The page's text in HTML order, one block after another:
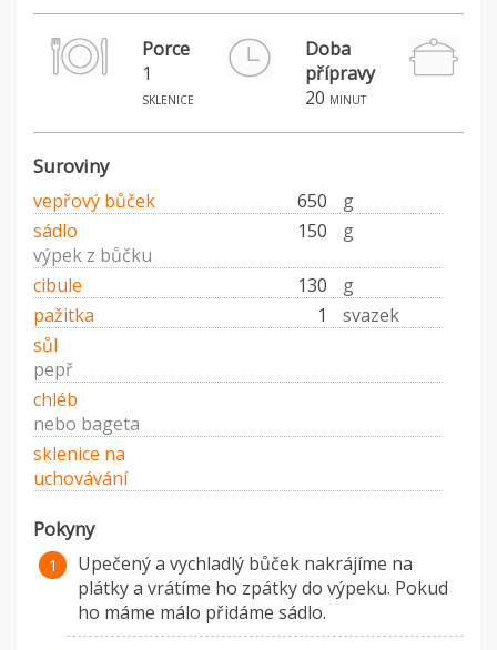
Porce
1
sklenice
Doba
přípravy
20 minut
Suroviny
vepřový bůček 650
g
sádlo
150
g
výpek z bůčku
cibule
130
g
pažitka
1
svazek
sůl
pepř
chléb
nebo bageta
sklenice na
uchovávání
Pokyny
Upečený a vychladlý bůček nakrájíme na
plátky a vrátíme ho zpátky do výpeku. Pokud
ho máme málo přidáme sádlo.